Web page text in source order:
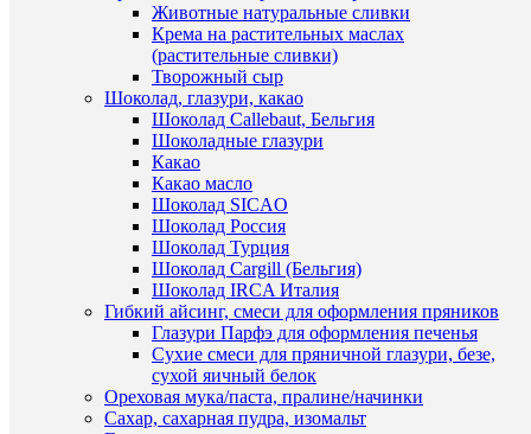
Животные натуральные сливки
Крема на растительных маслах
(растительные сливки)
Творожный сыр
Шоколад, глазури, какао
Шоколад Callebaut, Бельгия
Шоколадные глазури
Какао
Какао масло
Шоколад SICAO
Шоколад Россия
Шоколад Турция
Шоколад Cargill (Бельгия)
Шоколад IRCA Италия
Гибкий айсинг, смеси для оформления пряников
Глазури Парфэ для оформления печенья
Сухие смеси для пряничной глазури, безе,
сухой яичный белок
Ореховая мука/паста, пралине/начинки
Сахар, сахарная пудра, изомальт
гр.
мастика
сахарная